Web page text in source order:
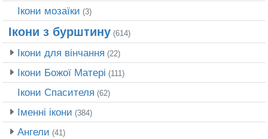
Ікони мозаїки (3)
Ікони з бурштину (614)
Ікони для вінчання (22)
Ікони Божої Матері (111)
Ікони Спасителя (62)
Іменні ікони (384)
Ангели (41)